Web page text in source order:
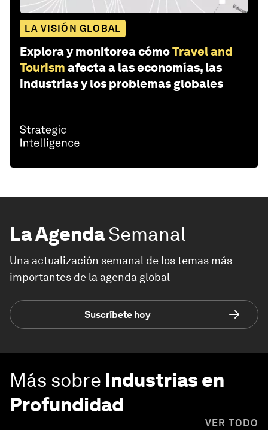
LA VISIÓN GLOBAL
Explora y monitorea cómoTravel and
Tourism afecta a las economías, las
industrias y los problemas globales
La AgendaSemanal
Una actualización semanal de los temas más
importantes de la agenda global
Suscríbete hoy
Más sobre Industrias en
Profundidad
VER TODO